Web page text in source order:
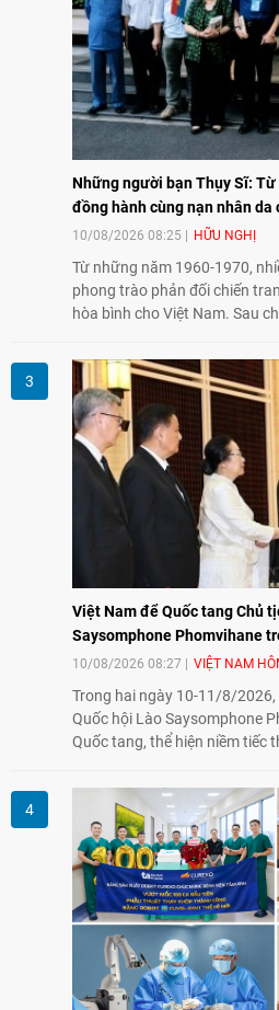
Những người bạn Thụy Sĩ:
đồng hành cùng nạn nhân da
10/08/2026 08:25 HỮU NGHỊ
Từ những năm 1960-1970,
phong trào phản đối chiến
hòa bình cho Việt Nam. Sau
đồng hành với những người
trong đó có các nạn nhân
Việt Nam để Quốc tang Chủ
Saysomphone Phomvihane
10/08/2026 08:27 VIỆT NAM
Trong hai ngày 10-11/8/2026,
Quốc hội Lào Saysomphone
Quốc tang, thể hiện niềm tiếc
nghị vĩ đại, đoàn kết đặc biệt